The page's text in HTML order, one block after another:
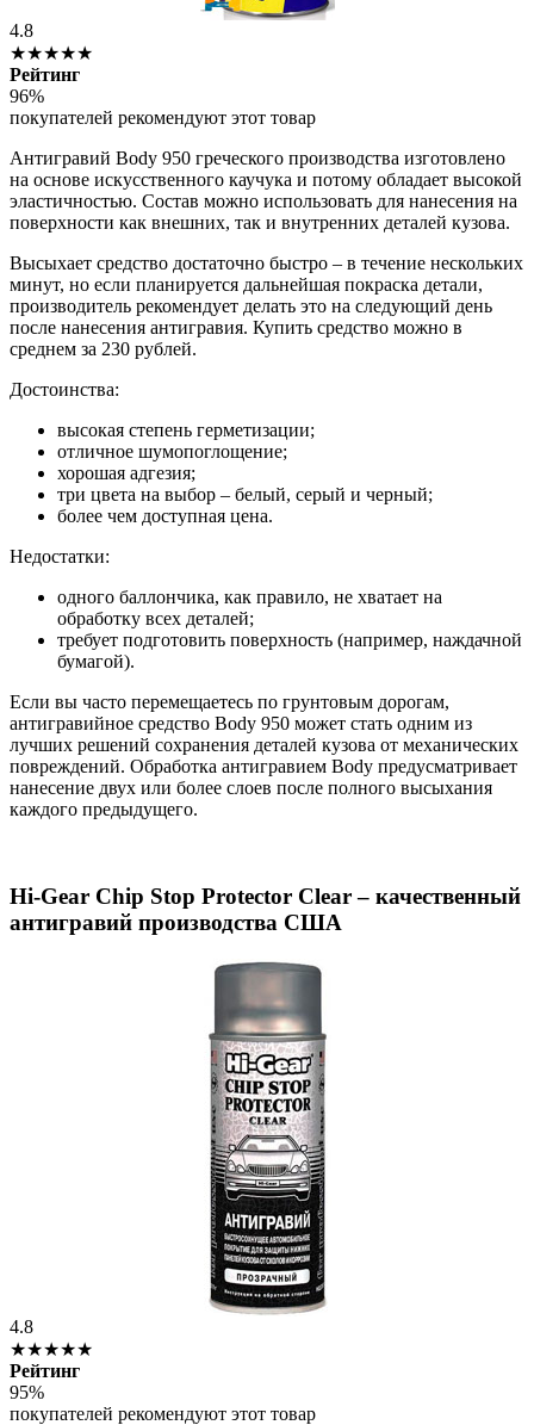
4.8
★★★★★
Рейтинг
96%
покупателей рекомендуют этот товар
Антигравий Body 950 греческого производства изготовлено
на основе искусственного каучука и потому обладает высокой
эластичностью. Состав можно использовать для нанесения на
поверхности как внешних, так и внутренних деталей кузова.
Высыхает средство достаточно быстро – в течение нескольких
минут, но если планируется дальнейшая покраска детали,
производитель рекомендует делать это на следующий день
после нанесения антигравия. Купить средство можно в
среднем за 230 рублей.
Достоинства:
высокая степень герметизации;
отличное шумопоглощение;
хорошая адгезия;
три цвета на выбор – белый, серый и черный;
более чем доступная цена.
Недостатки:
одного баллончика, как правило, не хватает на
обработку всех деталей;
требует подготовить поверхность (например, наждачной
бумагой).
Если вы часто перемещаетесь по грунтовым дорогам,
антигравийное средство Body 950 может стать одним из
лучших решений сохранения деталей кузова от механических
повреждений. Обработка антигравием Body предусматривает
нанесение двух или более слоев после полного высыхания
каждого предыдущего.
Hi-Gear Chip Stop Protector Clear – качественный
антигравий производства США
4.8
★★★★★
Рейтинг
95%
покупателей рекомендуют этот товар